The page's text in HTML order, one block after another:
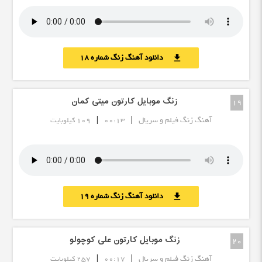
download دانلود آهنگ زنگ شماره 18
19 زنگ موبایل کارتون میتی کمان
آهنگ زنگ فیلم و سریال |
00:13
| 109 کیلوبایت
download دانلود آهنگ زنگ شماره 19
20 زنگ موبایل کارتون علی کوچولو
آهنگ زنگ فیلم و سریال 00:17 257 کیلوبایت